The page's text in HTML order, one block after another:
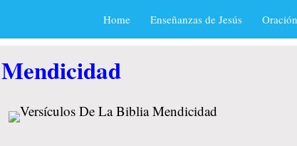
Home Enseñanzas de Jesús